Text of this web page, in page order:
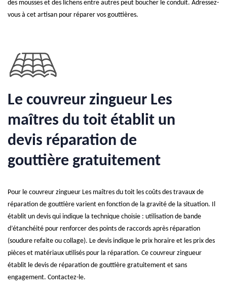
des mousses et des lichens entre autres peut boucher le conduit. Adressez-
vous à cet artisan pour réparer vos gouttières.
Le couvreur zingueur Les
maîtres du toit établit un
devis réparation de
gouttière gratuitement
Pour le couvreur zingueur Les maîtres du toit les coûts des travaux de
réparation de gouttière varient en fonction de la gravité de la situation. Il
établit un devis qui indique la technique choisie : utilisation de bande
d’étanchéité pour renforcer des points de raccords après réparation
(soudure refaite ou collage). Le devis indique le prix horaire et les prix des
pièces et matériaux utilisés pour la réparation. Ce couvreur zingueur
établit le devis de réparation de gouttière gratuitement et sans
engagement. Contactez-le.